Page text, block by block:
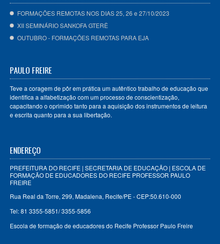
FORMAÇÕES REMOTAS NOS DIAS 25, 26 e 27/10/2023
XII SEMINÁRIO SANKOFA GTERÊ
OUTUBRO - FORMAÇÕES REMOTAS PARA EJA
PAULO FREIRE
Teve a coragem de pôr em prática um autêntico trabalho de educação que
identifica a alfabetização com um processo de conscientização,
capacitando o oprimido tanto para a aquisição dos instrumentos de leitura
e escrita quanto para a sua libertação.
ENDEREÇO
PREFEITURA DO RECIFE | SECRETARIA DE EDUCAÇÃO | ESCOLA DE
FORMAÇÃO DE EDUCADORES DO RECIFE PROFESSOR PAULO
FREIRE
Rua Real da Torre, 299, Madalena, Recife/PE - CEP:50.610-000
Tel: 81 3355-5851/ 3355-5856
Escola de formação de educadores do Recife Professor Paulo Freire